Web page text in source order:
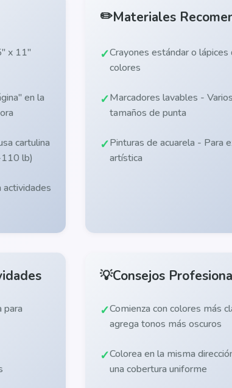
x 11"
en la
cartulina
lb)
actividades
✏️Materiales
Crayones estándar o lápices
colores
Marcadores lavables - Varios
tamaños de punta
Pinturas de acuarela - Para
artística
para
💡Consejos
Comienza con colores más
agrega tonos más oscuros
Colorea en la misma
una cobertura uniforme